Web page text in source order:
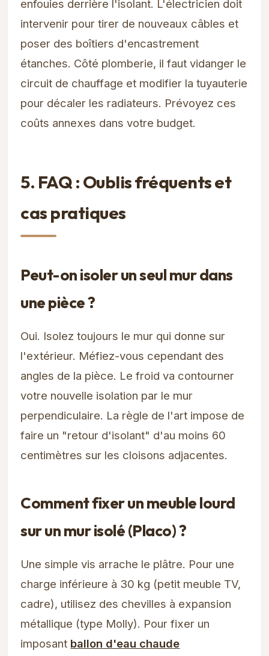
enfouies derrière l'isolant. L'électricien doit
intervenir pour tirer de nouveaux câbles et
poser des boîtiers d'encastrement
étanches. Côté plomberie, il faut vidanger le
circuit de chauffage et modifier la tuyauterie
pour décaler les radiateurs. Prévoyez ces
coûts annexes dans votre budget.
5. FAQ : Oublis fréquents et
cas pratiques
Peut-on isoler un seul mur dans
une pièce ?
Oui. Isolez toujours le mur qui donne sur
l'extérieur. Méfiez-vous cependant des
angles de la pièce. Le froid va contourner
votre nouvelle isolation par le mur
perpendiculaire. La règle de l'art impose de
faire un "retour d'isolant" d'au moins 60
centimètres sur les cloisons adjacentes.
Comment fixer un meuble lourd
sur un mur isolé (Placo) ?
Une simple vis arrache le plâtre. Pour une
charge inférieure à 30 kg (petit meuble TV,
cadre), utilisez des chevilles à expansion
métallique (type Molly). Pour fixer un
imposant ballon d'eau chaude